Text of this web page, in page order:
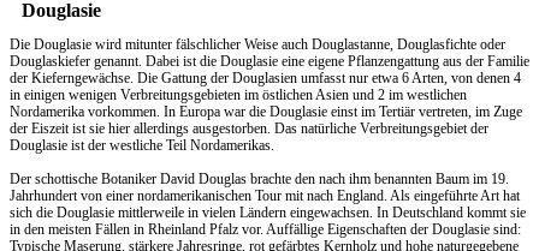
Douglasie
Die Douglasie wird mitunter fälschlicher Weise auch Douglastanne, Douglasfichte oder
Douglaskiefer genannt. Dabei ist die Douglasie eine eigene Pflanzengattung aus der Familie
der Kieferngewächse. Die Gattung der Douglasien umfasst nur etwa 6 Arten, von denen 4
in einigen wenigen Verbreitungsgebieten im östlichen Asien und 2 im westlichen
Nordamerika vorkommen. In Europa war die Douglasie einst im Tertiär vertreten, im Zuge
der Eiszeit ist sie hier allerdings ausgestorben. Das natürliche Verbreitungsgebiet der
Douglasie ist der westliche Teil Nordamerikas.
Der schottische Botaniker David Douglas brachte den nach ihm benannten Baum im 19.
Jahrhundert von einer nordamerikanischen Tour mit nach England. Als eingeführte Art hat
sich die Douglasie mittlerweile in vielen Ländern eingewachsen. In Deutschland kommt sie
in den meisten Fällen in Rheinland Pfalz vor. Auffällige Eigenschaften der Douglasie sind:
Typische Maserung, stärkere Jahresringe, rot gefärbtes Kernholz und hohe naturgegebene